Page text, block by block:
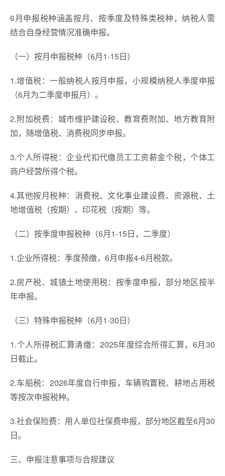
6月申报税种涵盖按月、按季度及特殊类税种，纳税人需
结合自身经营情况准确申报。
（一）按月申报税种（6月1-15日）
1.增值税：一般纳税人按月申报，小规模纳税人季度申报
（6月为二季度申报月）。
2.附加税费：城市维护建设税、教育费附加、地方教育附
加，随增值税、消费税同步申报。
3.个人所得税：企业代扣代缴员工工资薪金个税，个体工
商户经营所得个税。
4.其他按月税种：消费税、文化事业建设费、资源税、土
地增值税（按期）、印花税（按期）等。
（二）按季度申报税种（6月1-15日，二季度）
1.企业所得税：季度预缴，6月申报4-6月税款。
2.房产税、城镇土地使用税：按季度申报，部分地区按半
年申报。
（三）特殊申报税种（6月1-30日）
1.个人所得税汇算清缴：2025年度综合所得汇算，6月30
日截止。
2.车船税：2026年度自行申报，车辆购置税、耕地占用税
等按次申报税种。
3.社会保险费：用人单位社保费申报，部分地区截至6月30
日。
三、申报注意事项与合规建议